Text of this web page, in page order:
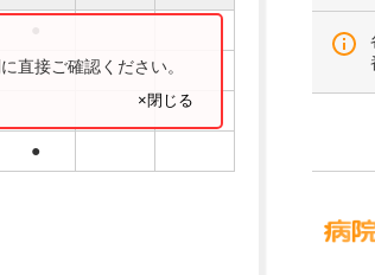
●
直接ご確認ください。
×閉じる